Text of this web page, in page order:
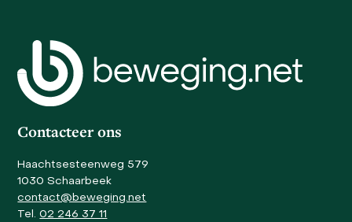
the
first
slide
Contacteer ons
Haachtsesteenweg 579
1030 Schaarbeek
contact@beweging.net
Tel.02 246 37 11